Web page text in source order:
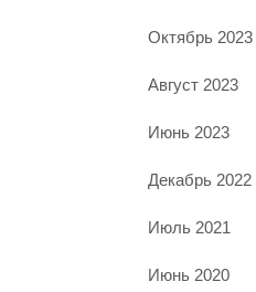
Октябрь 2023
Август 2023
Июнь 2023
Декабрь 2022
Июль 2021
Июнь 2020